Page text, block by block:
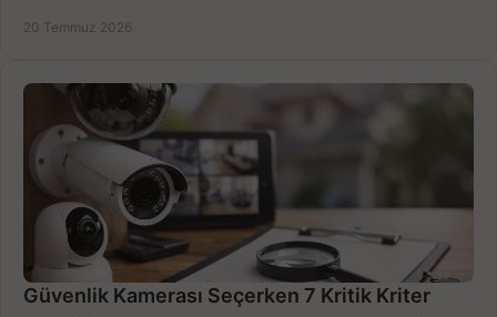
20 Temmuz 2026
Güvenlik Kamerası Seçerken 7 Kritik Kriter